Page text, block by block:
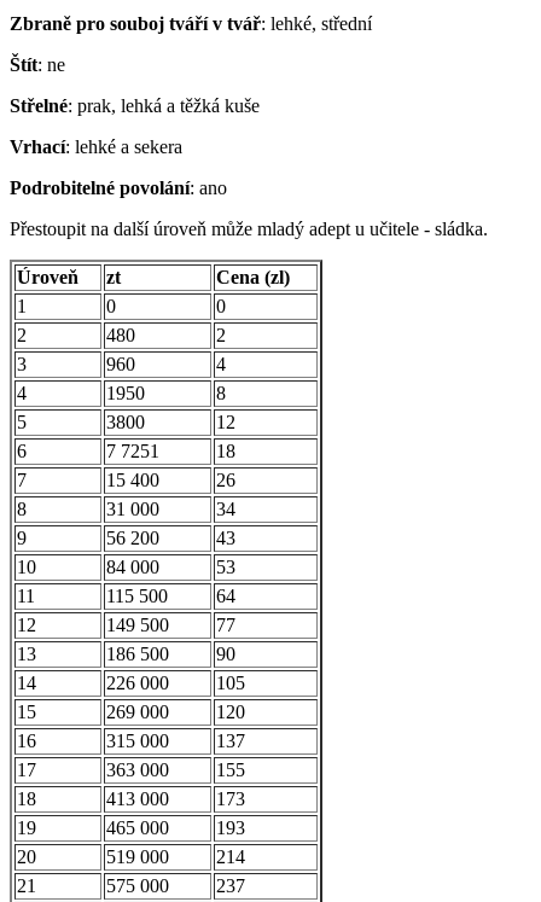
Zbraně pro souboj tváří v tvář: lehké, střední
Štít: ne
Střelné: prak, lehká a těžká kuše
Vrhací: lehké a sekera
Podrobitelné povolání: ano
Přestoupit na další úroveň může mladý adept u učitele - sládka.
Úroveň zt
Cena (zl)
1
0
0
2
480
2
3
960
4
4
1950
8
5
3800
12
6
7 7251
18
7
15 400
26
8
31 000
34
9
56 200
43
10
84 000
53
11
115 500
64
12
149 500
77
13
186 500
90
14
226 000
105
15
269 000
120
16
315 000
137
17
363 000
155
18
413 000
173
19
465 000
193
20
519 000
214
21
575 000
237